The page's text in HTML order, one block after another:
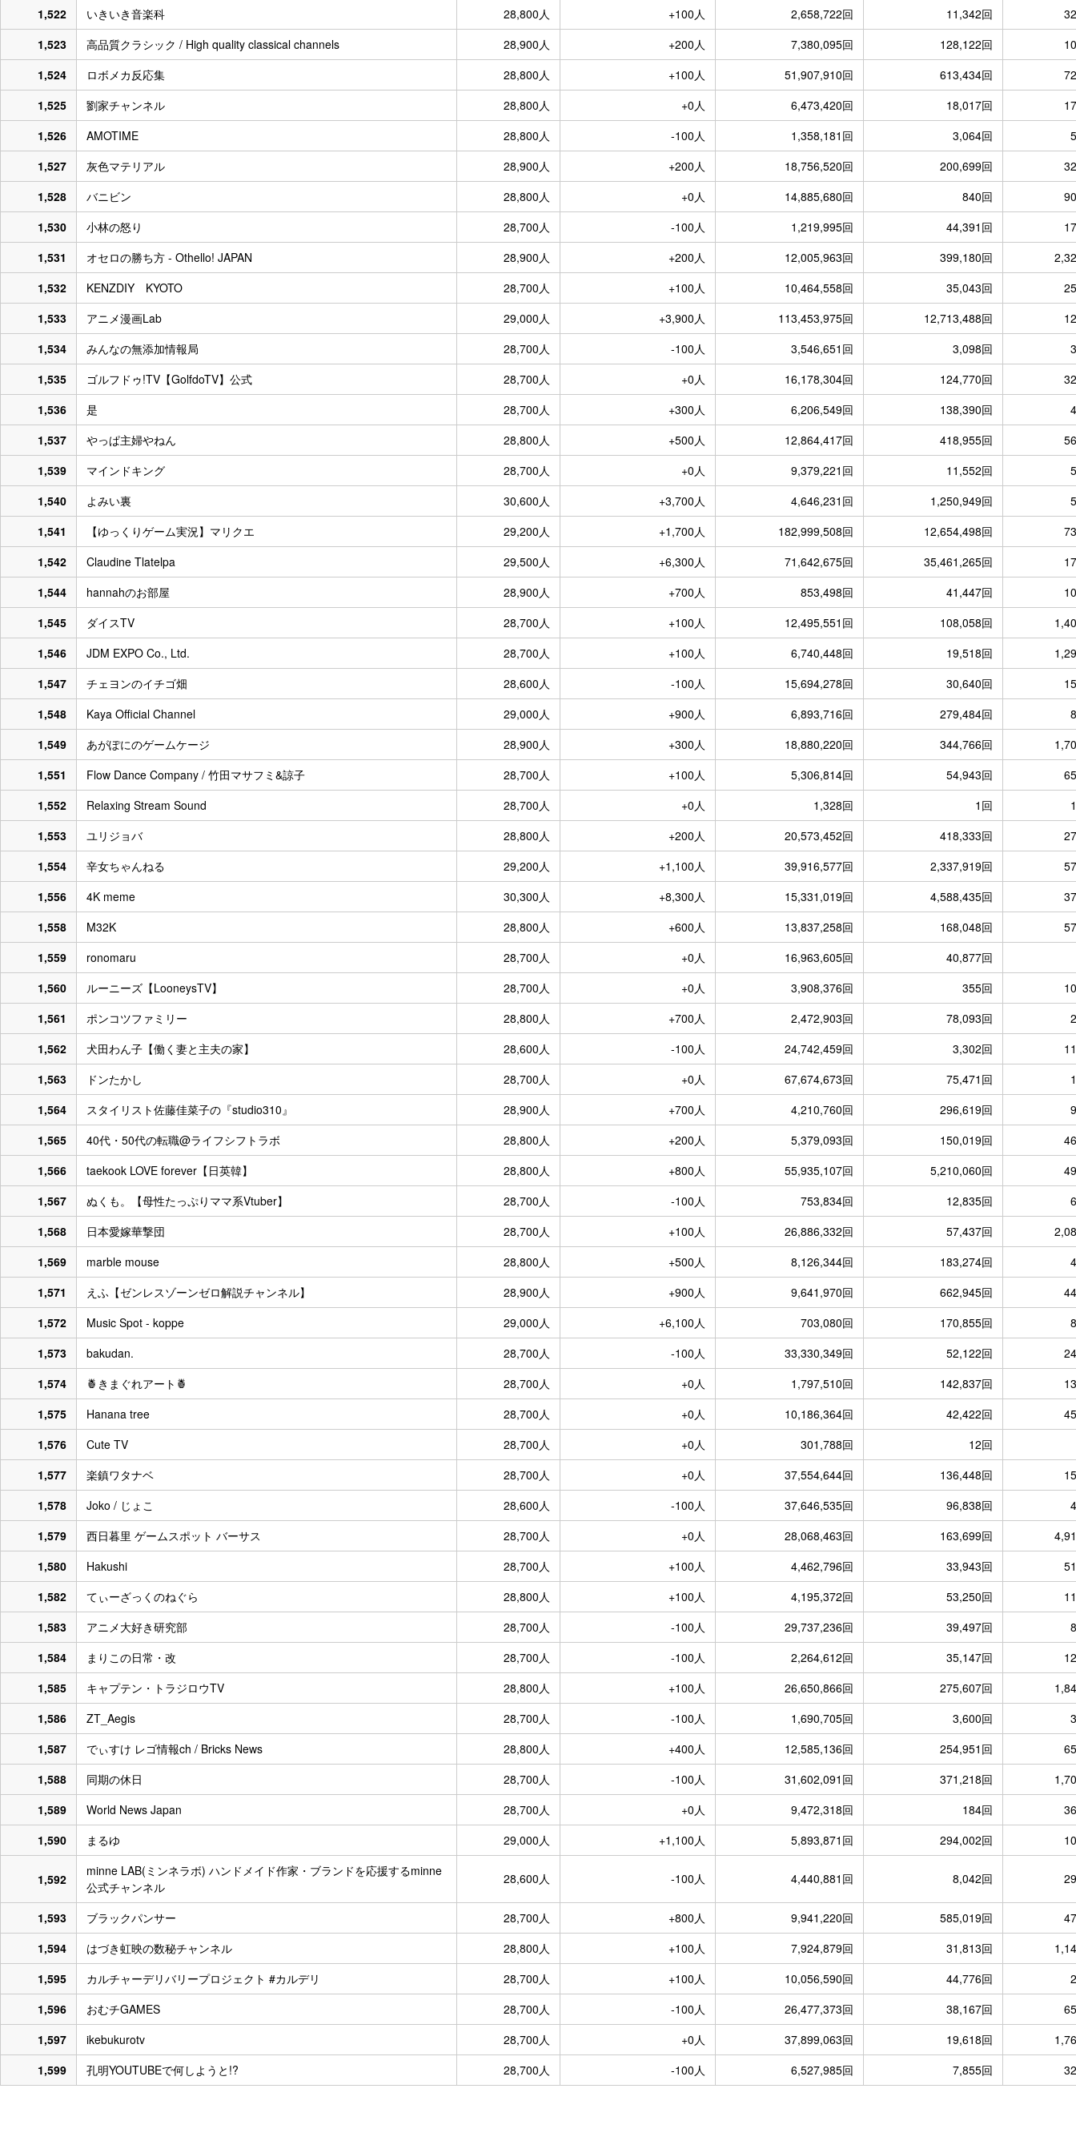
1,522 いきいき音楽科 28,800人 +100人 2,658,722回 11,342回
1,523
高品質クラシック / High quality classical channels 28,900人 +200人 7,380,095回 128,122回
1,524
ロボメカ反応集 28,800人 +100人 51,907,910回 613,434回
1,525
劉家チャンネル 28,800人 +0人 6,473,420回 18,017回
1,526
AMOTIME 28,800人 -100人 1,358,181回 3,064回
1,527
灰色マテリアル 28,900人 +200人 18,756,520回 200,699回
1,528
バニビン 28,800人 +0人 14,885,680回 840回
1,530
小林の怒り 28,700人 -100人 1,219,995回 44,391回
1,531
オセロの勝ち方 - Othello! JAPAN 28,900人 +200人 12,005,963回 399,180回
1,532
KENZDIY KYOTO 28,700人 +100人 10,464,558回 35,043回
1,533
アニメ漫画Lab 29,000人 +3,900人 113,453,975回 12,713,488回
1,534
みんなの無添加情報局 28,700人 -100人 3,546,651回 3,098回
1,535
ゴルフドゥ!TV【GolfdoTV】公式 28,700人 +0人 16,178,304回 124,770回
1,536
是 28,700人 +300人 6,206,549回 138,390回
1,537
やっぱ主婦やねん 28,800人 +500人 12,864,417回 418,955回
1,539
マインドキング 28,700人 +0人 9,379,221回 11,552回
1,540
よみい裏 30,600人 +3,700人 4,646,231回 1,250,949回
1,541
【ゆっくりゲーム実況】マリクエ 29,200人 +1,700人 182,999,508回 12,654,498回
1,542
Claudine Tlatelpa 29,500人 +6,300人 71,642,675回 35,461,265回
1,544
hannahのお部屋 28,900人 +700人 853,498回 41,447回
1,545
ダイスTV 28,700人 +100人 12,495,551回 108,058回
1,546
JDM EXPO Co., Ltd. 28,700人 +100人 6,740,448回 19,518回
1,547
チェヨンのイチゴ畑 28,600人 -100人 15,694,278回 30,640回
1,548
Kaya Official Channel 29,000人 +900人 6,893,716回 279,484回
1,549
あがぽにのゲームケージ 28,900人 +300人 18,880,220回 344,766回
1,551
Flow Dance Company / 竹田マサフミ&諒子 28,700人 +100人 5,306,814回 54,943回
1,552
Relaxing Stream Sound 28,700人 +0人 1,328回 1回
1,553
ユリジョバ 28,800人 +200人 20,573,452回 418,333回
1,554
辛女ちゃんねる 29,200人 +1,100人 39,916,577回 2,337,919回
1,556
4K meme 30,300人 +8,300人 15,331,019回 4,588,435回
1,558
M32K 28,800人 +600人 13,837,258回 168,048回
1,559
ronomaru 28,700人 +0人 16,963,605回
40,877回
1,560
ルーニーズ【LooneysTV】 28,700人 +0人 3,908,376回 355回
1,561
ポンコツファミリー 28,800人 +700人 2,472,903回 78,093回
1,562
犬田わん子【働く妻と主夫の家】 28,600人 -100人 24,742,459回 3,302回
1,563
ドンたかし 28,700人 +0人 67,674,673回 75,471回
1,564
スタイリスト佐藤佳菜子の『studio310』 28,900人 +700人 4,210,760回 296,619回
1,565
40代・50代の転職@ライフシフトラボ 28,800人 +200人 5,379,093回 150,019回
1,566
taekook LOVE forever【日英韓】 28,800人 +800人 55,935,107回 5,210,060回
1,567
ぬくも。【母性たっぷりママ系Vtuber】 28,700人 -100人 753,834回 12,835回
1,568
日本愛嫁華撃団 28,700人 +100人 26,886,332回 57,437回
1,569
marble mouse 28,800人 +500人 8,126,344回 183,274回
1,571
えふ【ゼンレスゾーンゼロ解説チャンネル】 28,900人 +900人 9,641,970回 662,945回
1,572
Music Spot - koppe 29,000人 +6,100人 703,080回 170,855回
1,573
bakudan. 28,700人 -100人 33,330,349回 52,122回
1,574
🍍きまぐれアート🍍 28,700人 +0人 1,797,510回 142,837回
1,575
Hanana tree 28,700人 +0人 10,186,364回 42,422回
1,576
Cute TV 28,700人 +0人 301,788回
12回
1,577
楽鎮ワタナベ 28,700人 +0人 37,554,644回 136,448回
1,578
Joko / じょこ 28,600人 -100人 37,646,535回 96,838回
1,579
西日暮里 ゲームスポット バーサス 28,700人 +0人 28,068,463回 163,699回
1,580
Hakushi 28,700人 +100人 4,462,796回 33,943回
1,582
てぃーざっくのねぐら 28,800人 +100人 4,195,372回 53,250回
1,583
アニメ大好き研究部 28,700人 -100人 29,737,236回 39,497回
1,584
まりこの日常・改 28,700人 -100人 2,264,612回 35,147回
1,585
キャプテン・トラジロウTV 28,800人 +100人 26,650,866回 275,607回
1,586
ZT_Aegis 28,700人 -100人 1,690,705回 3,600回
1,587
でぃすけ レゴ情報ch / Bricks News 28,800人 +400人 12,585,136回 254,951回
1,588
同期の休日 28,700人 -100人 31,602,091回 371,218回
1,589
World News Japan 28,700人 +0人 9,472,318回 184回
1,590
まるゆ 29,000人 +1,100人 5,893,871回 294,002回
1,592
minne LAB(ミンネラボ) ハンドメイド作家・ブランドを応援するminne
公式チャンネル
28,600人 -100人 4,440,881回 8,042回
1,593 ブラックパンサー 28,700人 +800人 9,941,220回 585,019回
1,594
はづき虹映の数秘チャンネル 28,800人 +100人 7,924,879回 31,813回
1,595
カルチャーデリバリープロジェクト #カルデリ 28,700人 +100人 10,056,590回 44,776回
1,596
おむチGAMES 28,700人 -100人 26,477,373回 38,167回
1,597
ikebukurotv 28,700人 +0人 37,899,063回 19,618回
1,599
孔明YOUTUBEで何しようと!? 28,700人 -100人 6,527,985回 7,855回